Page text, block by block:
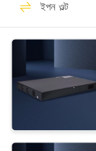
পণ্য
আমাদের
সম্পর্কে
কারখানা
ইপন
ইপন ওল্ট